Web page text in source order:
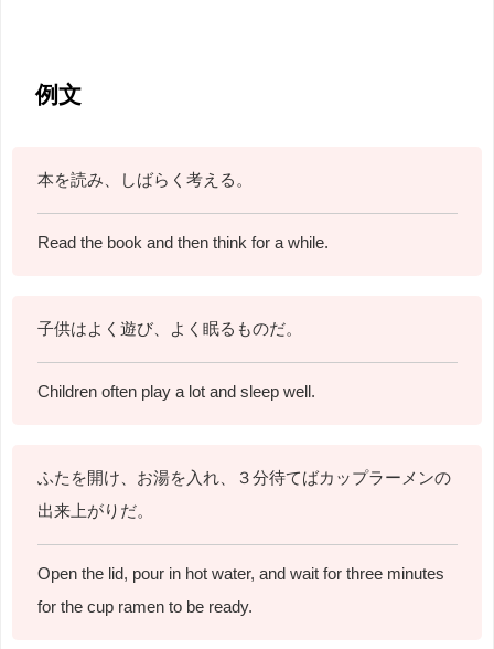
例文
本を読み、しばらく考える。
Read the book and then think for a while.
子供はよく遊び、よく眠るものだ。
Children often play a lot and sleep well.
ふたを開け、お湯を入れ、３分待てばカップラーメンの
出来上がりだ。
Open the lid, pour in hot water, and wait for three minutes
for the cup ramen to be ready.